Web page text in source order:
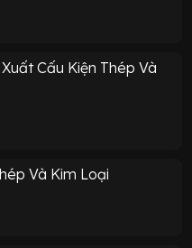
Cấu Kiện Thép Và
Và Kim Loại